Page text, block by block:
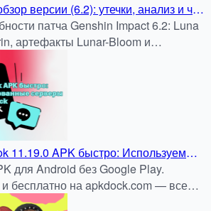
версии (6.2): утечки, анализ и что
патча Genshin Impact 6.2: Luna
артефакты Lunar-Bloom и
11.19.0 APK быстро: Используем
APKDock
для Android без Google Play.
бесплатно на apkdock.com — все
с вами.